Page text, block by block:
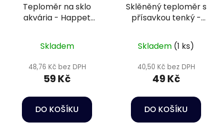
Teploměr na sklo
akvária - Happet
Skladem
48,76 Kč bez DPH
59 Kč
DO KOŠÍKU
Sklěněný teploměr s
přísavkou tenký -
Skladem (1 ks)
40,50 Kč bez DPH
49 Kč
DO KOŠÍKU